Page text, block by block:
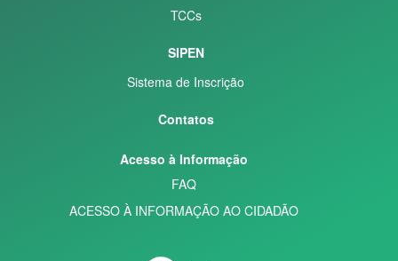
TCCs
SIPEN
Sistema de Inscrição
Contatos
Acesso à Informação
FAQ
ACESSO À INFORMAÇÃO AO CIDADÃO